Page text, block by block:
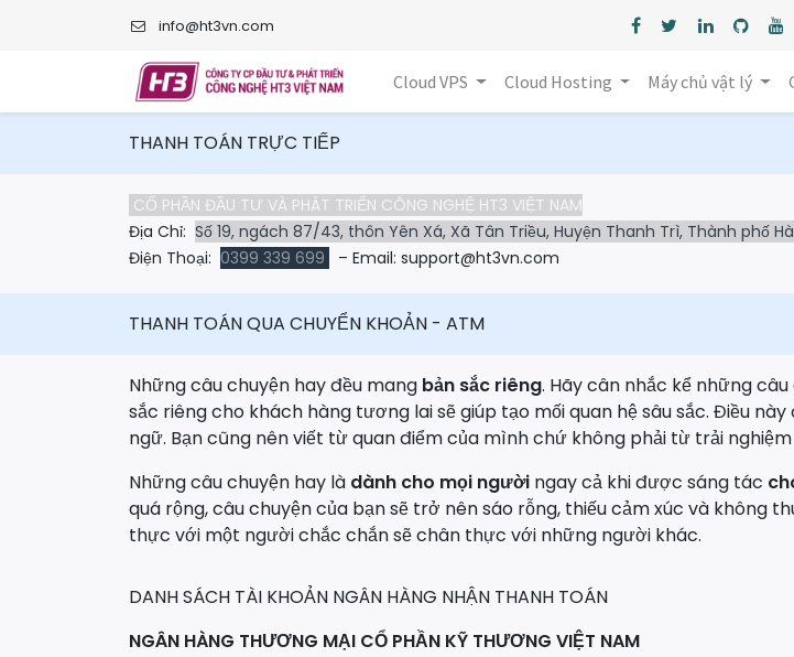
info@ht3vn.com
Cloud VPS Cloud Hosting Máy chủ vật lý
THANH TOÁN TRỰC TIẾP
CỔ PHẦN ĐẦU TƯ VÀ PHÁT TRIỂN CÔNG NGHỆ HT3 VIỆT NAM
Địa Chỉ: Số 19, ngách 87/43, thôn Yên Xá, Xã Tân Triều, Huyện Thanh Trì, Thành phố
Điện Thoại: 0399 339 699 – Email: support@ht3vn.com
THANH TOÁN QUA CHUYỂN KHOẢN - ATM
Những câu chuyện hay đều mang bản sắc riêng. Hãy cân nhắc kể những
sắc riêng cho khách hàng tương lai sẽ giúp tạo mối quan hệ sâu sắc. Điều
ngữ. Bạn cũng nên viết từ quan điểm của mình chứ không phải từ trải
Những câu chuyện hay là dành cho mọi người ngay cả khi được sáng tác
quá rộng, câu chuyện của bạn sẽ trở nên sáo rỗng, thiếu cảm xúc và không
thực với một người chắc chắn sẽ chân thực với những người khác.
DANH SÁCH TÀI KHOẢN NGÂN HÀNG NHẬN THANH TOÁN
NGÂN HÀNG THƯƠNG MẠI CỔ PHẦN KỸ THƯƠNG VIỆT NAM